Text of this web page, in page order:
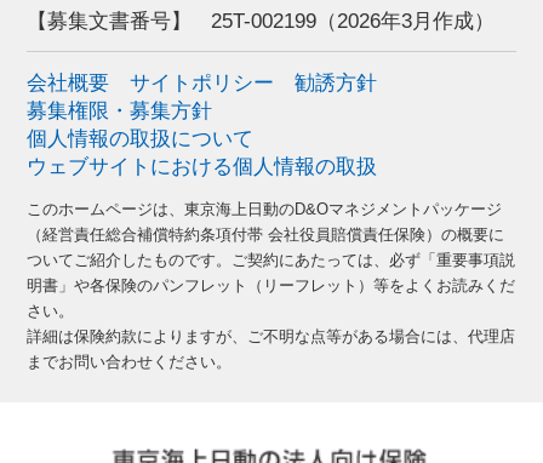
【募集文書番号】 25T-002199（2026年3月作成）
会社概要 サイトポリシー
勧誘方針
募集権限・募集方針
個人情報の取扱について
ウェブサイトにおける個人情報の取扱
このホームページは、東京海上日動のD&Oマネジメントパッケージ
（経営責任総合補償特約条項付帯 会社役員賠償責任保険）の概要に
ついてご紹介したものです。ご契約にあたっては、必ず「重要事項説
明書」や各保険のパンフレット（リーフレット）等をよくお読みくだ
さい。
詳細は保険約款によりますが、ご不明な点等がある場合には、代理店
までお問い合わせください。